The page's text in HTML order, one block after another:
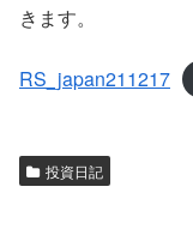
きます。
RS_japan211217
投資日記